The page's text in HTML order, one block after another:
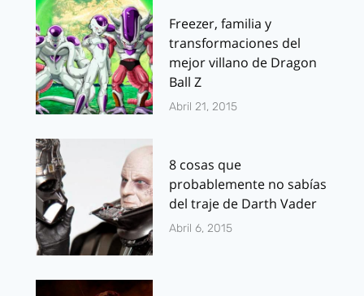
Freezer, familia y
transformaciones del
mejor villano de Dragon
Ball Z
Abril 21, 2015
8 cosas que
probablemente no sabías
del traje de Darth Vader
Abril 6, 2015